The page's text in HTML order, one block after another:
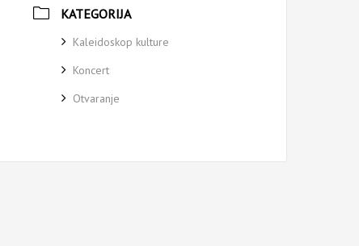
KATEGORIJA
Kaleidoskop kulture
Koncert
Otvaranje